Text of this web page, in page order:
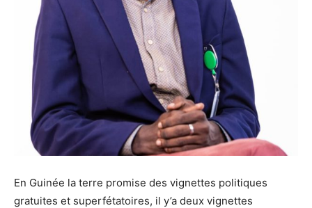
En Guinée la terre promise des vignettes politiques
gratuites et superfétatoires, il y’a deux vignettes